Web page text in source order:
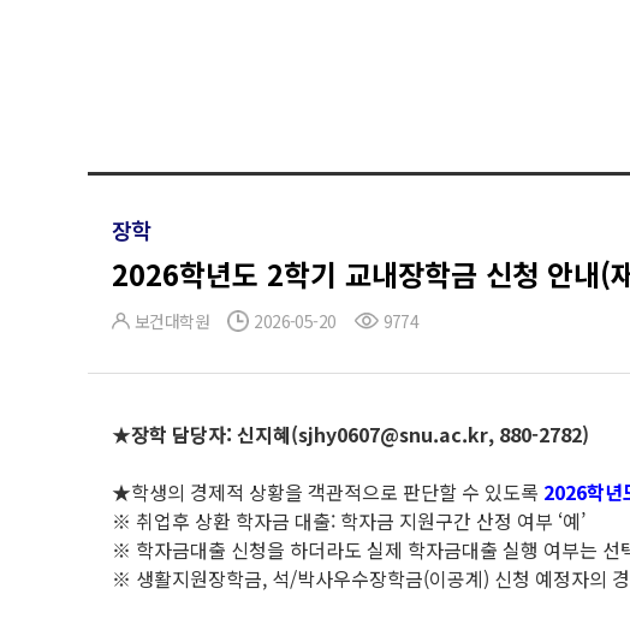
장학
2026학년도 2학기 교내장학금 신청 안내(
보건대학원 2026-05-20 9774
★장학 담당자: 신지혜(sjhy0607@snu.ac.kr, 880-2782)
★학생의 경제적 상황을 객관적으로 판단할 수 있도록 2026학년
※ 취업후 상환 학자금 대출: 학자금 지원구간 산정 여부 ‘예’
※ 학자금대출 신청을 하더라도 실제 학자금대출 실행 여부는 선
※ 생활지원장학금, 석/박사우수장학금(이공계) 신청 예정자의